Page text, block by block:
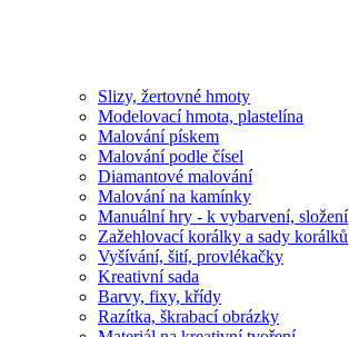
Slizy, žertovné hmoty
Modelovací hmota, plastelína
Malování pískem
Malování podle čísel
Diamantové malování
Malování na kamínky
Manuální hry - k vybarvení, složení
Zažehlovací korálky a sady korálků
Vyšívání, šití, provlékačky
Kreativní sada
Barvy, fixy, křídy
Razítka, škrabací obrázky